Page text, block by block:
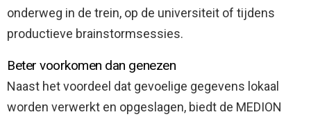
onderweg in de trein, op de universiteit of tijdens
productieve brainstormsessies.
Beter voorkomen dan genezen
Naast het voordeel dat gevoelige gegevens lokaal
worden verwerkt en opgeslagen, biedt de MEDION